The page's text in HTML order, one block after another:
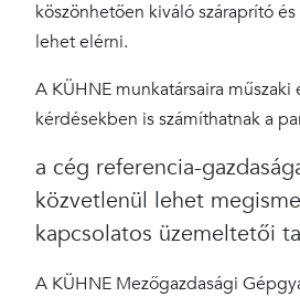
köszönhetően kiváló száraprító
lehet elérni.
A KÜHNE munkatársaira műszaki
kérdésekben is számíthatnak a
a cég referencia-
közvetlenül lehet
kapcsolatos üzemeltetői
A KÜHNE Mezőgazdasági